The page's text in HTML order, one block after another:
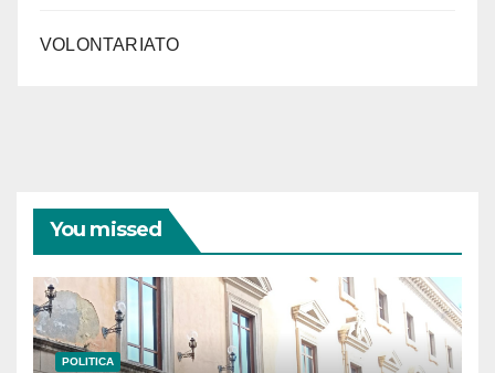
VOLONTARIATO
You missed
POLITICA